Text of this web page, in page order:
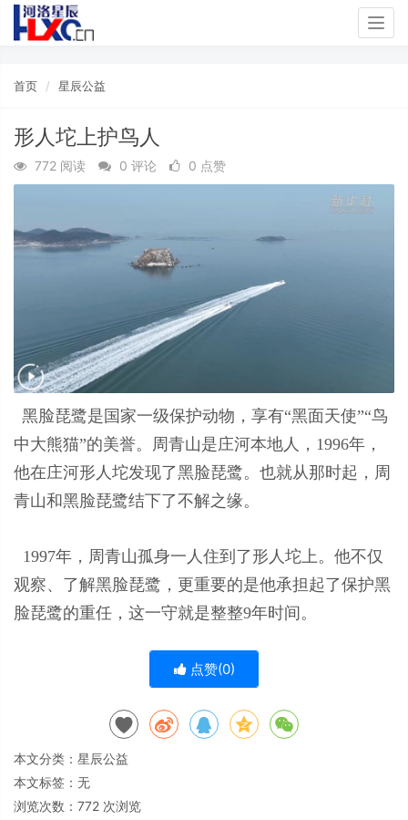
首页 星辰公益
形人坨上护鸟人
772 阅读 0 评论 0 点赞
黑脸琵鹭是国家一级保护动物，享有“黑面天使”“鸟
中大熊猫”的美誉。周青山是庄河本地人，1996年，
他在庄河形人坨发现了黑脸琵鹭。也就从那时起，周
青山和黑脸琵鹭结下了不解之缘。
1997年，周青山孤身一人住到了形人坨上。他不仅
观察、了解黑脸琵鹭，更重要的是他承担起了保护黑
脸琵鹭的重任，这一守就是整整9年时间。
点赞(0)
本文分类： 星辰公益
本文标签：无
浏览次数： 772 次浏览